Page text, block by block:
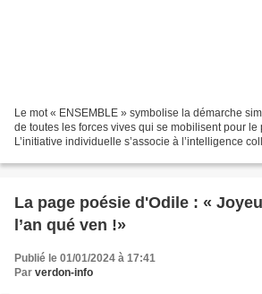
Le mot « ENSEMBLE » symbolise la démarche
de toutes les forces vives qui se mobilisent pour
L’initiative individuelle s’associe à l’intelligence
La page poésie d'Odile : «
l’an qué ven !»
Publié le 01/01/2024 à 17:41
Par verdon-info